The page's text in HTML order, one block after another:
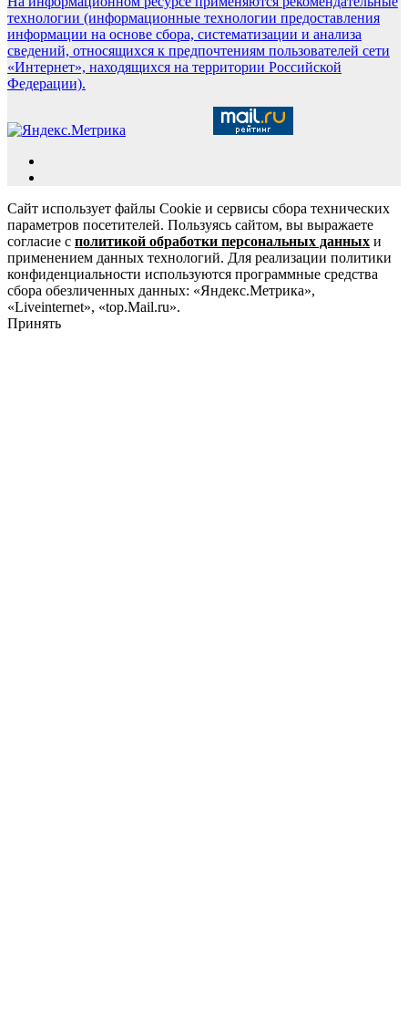
технологии (информационные технологии предоставления
информации на основе сбора, систематизации и анализа
сведений, относящихся к предпочтениям пользователей сети
«Интернет», находящихся на территории Российской
Федерации).
Сайт использует файлы Cookie и сервисы сбора технических
параметров посетителей. Пользуясь сайтом, вы выражаете
согласие с политикой обработки персональных данных и
применением данных технологий. Для реализации политики
конфиденциальности используются программные средства
сбора обезличенных данных: «Яндекс.Метрика»,
«Liveinternet», «top.Mail.ru».
Принять